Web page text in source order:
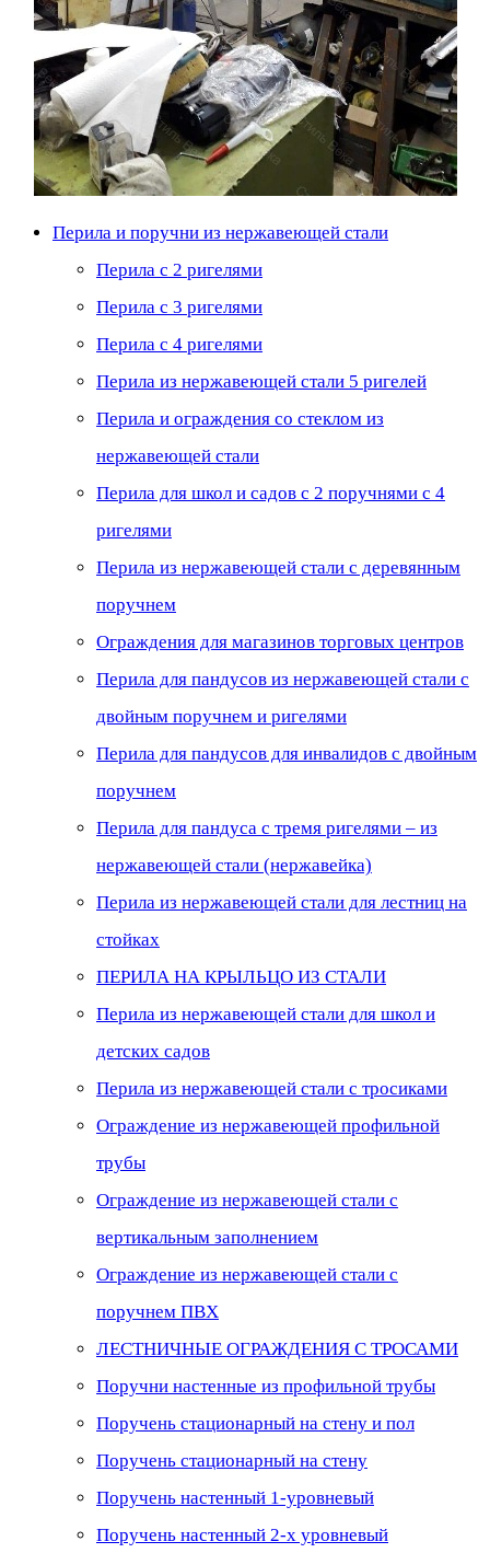
Перила и поручни из нержавеющей стали
Перила с 2 ригелями
Перила с 3 ригелями
Перила с 4 ригелями
Перила из нержавеющей стали 5 ригелей
Перила и ограждения со стеклом из
нержавеющей стали
Перила для школ и садов с 2 поручнями с 4
ригелями
Перила из нержавеющей стали с деревянным
поручнем
Ограждения для магазинов торговых центров
Перила для пандусов из нержавеющей стали с
двойным поручнем и ригелями
Перила для пандусов для инвалидов с двойным
поручнем
Перила для пандуса с тремя ригелями – из
нержавеющей стали (нержавейка)
Перила из нержавеющей стали для лестниц на
стойках
ПЕРИЛА НА КРЫЛЬЦО ИЗ СТАЛИ
Перила из нержавеющей стали для школ и
детских садов
Перила из нержавеющей стали с тросиками
Ограждение из нержавеющей профильной
трубы
Ограждение из нержавеющей стали с
вертикальным заполнением
Ограждение из нержавеющей стали с
поручнем ПВХ
ЛЕСТНИЧНЫЕ ОГРАЖДЕНИЯ С ТРОСАМИ
Поручни настенные из профильной трубы
Поручень стационарный на стену и пол
Поручень стационарный на стену
Поручень настенный 1-уровневый
Поручень настенный 2-х уровневый